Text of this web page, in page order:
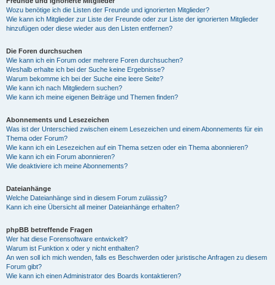
Wozu benötige ich die Listen der Freunde und ignorierten Mitglieder?
Wie kann ich Mitglieder zur Liste der Freunde oder zur Liste der ignorierten Mitglieder
hinzufügen oder diese wieder aus den Listen entfernen?
Die Foren durchsuchen
Wie kann ich ein Forum oder mehrere Foren durchsuchen?
Weshalb erhalte ich bei der Suche keine Ergebnisse?
Warum bekomme ich bei der Suche eine leere Seite?
Wie kann ich nach Mitgliedern suchen?
Wie kann ich meine eigenen Beiträge und Themen finden?
Abonnements und Lesezeichen
Was ist der Unterschied zwischen einem Lesezeichen und einem Abonnements für ein
Thema oder Forum?
Wie kann ich ein Lesezeichen auf ein Thema setzen oder ein Thema abonnieren?
Wie kann ich ein Forum abonnieren?
Wie deaktiviere ich meine Abonnements?
Dateianhänge
Welche Dateianhänge sind in diesem Forum zulässig?
Kann ich eine Übersicht all meiner Dateianhänge erhalten?
phpBB betreffende Fragen
Wer hat diese Forensoftware entwickelt?
Warum ist Funktion x oder y nicht enthalten?
An wen soll ich mich wenden, falls es Beschwerden oder juristische Anfragen zu diesem
Forum gibt?
Wie kann ich einen Administrator des Boards kontaktieren?